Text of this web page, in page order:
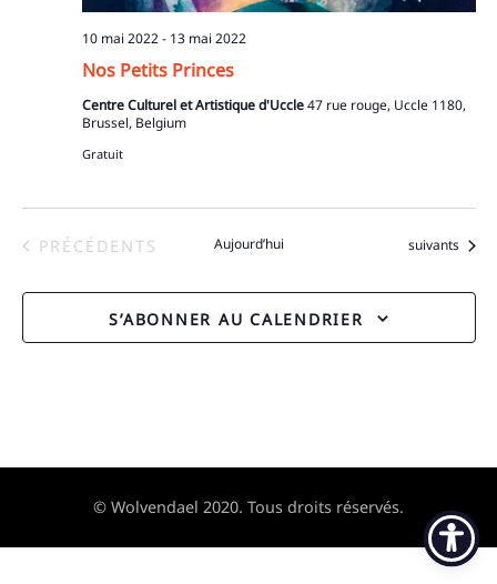
Nos Petits Princes
10 mai 2022- 13 mai 2022
Centre Culturel et Artistique d'Uccle47 rue rouge, Uccle 1180,
Brussel, Belgium
Gratuit
ÉVÈNEMENTS
PRÉCÉDENTS Aujourd’hui Évènements
suivants
S’ABONNER AU CALENDRIER
© Wolvendael 2020. Tous droits réservés.
Recherche